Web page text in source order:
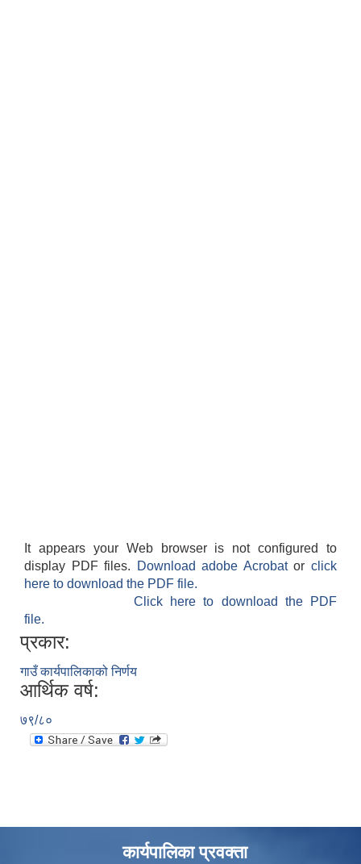
It appears your Web browser is not configured to
display PDF files.
Download adobe Acrobatorclick
here to download the PDF file.
Click here to download the PDF
file.
प्रकार:
गाउँ कार्यपालिकाको निर्णय
आर्थिक वर्ष:
७९/८०
कार्यपालिका प्रवक्ता